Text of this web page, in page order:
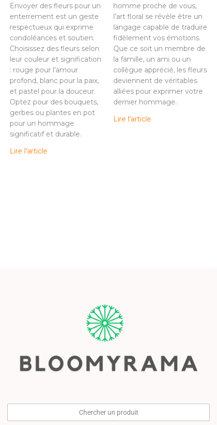
Envoyer des fleurs pour un
enterrement est un geste
respectueux qui exprime
condoléances et soutien.
Choisissez des fleurs selon
leur couleur et signification
: rouge pour l’amour
profond, blanc pour la paix,
et pastel pour la douceur.
Optez pour des bouquets,
gerbes ou plantes en pot
pour un hommage
significatif et durable.
Lire l'article
homme proche de vous,
l’art floral se révèle être un
langage capable de traduire
fidèlement vos émotions.
Que ce soit un membre de
la famille, un ami ou un
collègue apprécié, les fleurs
deviennent de véritables
alliées pour exprimer votre
dernier hommage.
Lire l'article
Chercher un produit